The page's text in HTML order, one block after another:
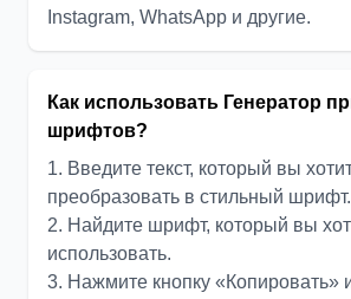
Instagram, WhatsApp и другие.
Как использовать Генератор
шрифтов?
1. Введите текст, который вы
преобразовать в стильный шрифт.
2. Найдите шрифт, который вы
использовать.
3. Нажмите кнопку «Копировать»